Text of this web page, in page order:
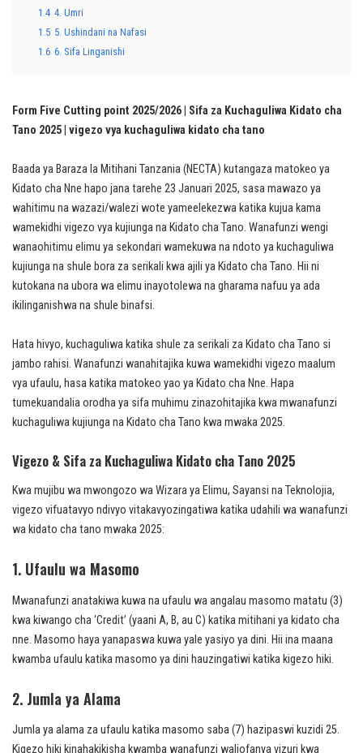
1.4 4. Umri
1.5 5. Ushindani na Nafasi
1.6 6. Sifa Linganishi
Form Five Cutting point 2025/2026 | Sifa za Kuchaguliwa Kidato cha
Tano 2025 | vigezo vya kuchaguliwa kidato cha tano
Baada ya Baraza la Mitihani Tanzania (NECTA) kutangaza matokeo ya
Kidato cha Nne hapo jana tarehe 23 Januari 2025, sasa mawazo ya
wahitimu na wazazi/walezi wote yameelekezwa katika kujua kama
wamekidhi vigezo vya kujiunga na Kidato cha Tano. Wanafunzi wengi
wanaohitimu elimu ya sekondari wamekuwa na ndoto ya kuchaguliwa
kujiunga na shule bora za serikali kwa ajili ya Kidato cha Tano. Hii ni
kutokana na ubora wa elimu inayotolewa na gharama nafuu ya ada
ikilinganishwa na shule binafsi.
Hata hivyo, kuchaguliwa katika shule za serikali za Kidato cha Tano si
jambo rahisi. Wanafunzi wanahitajika kuwa wamekidhi vigezo maalum
vya ufaulu, hasa katika matokeo yao ya Kidato cha Nne. Hapa
tumekuandalia orodha ya sifa muhimu zinazohitajika kwa mwanafunzi
kuchaguliwa kujiunga na Kidato cha Tano kwa mwaka 2025.
Vigezo & Sifa za Kuchaguliwa Kidato cha Tano 2025
Kwa mujibu wa mwongozo wa Wizara ya Elimu, Sayansi na Teknolojia,
vigezo vifuatavyo ndivyo vitakavyozingatiwa katika udahili wa wanafunzi
wa kidato cha tano mwaka 2025:
1. Ufaulu wa Masomo
Mwanafunzi anatakiwa kuwa na ufaulu wa angalau masomo matatu (3)
kwa kiwango cha ‘Credit’ (yaani A, B, au C) katika mitihani ya kidato cha
nne. Masomo haya yanapaswa kuwa yale yasiyo ya dini. Hii ina maana
kwamba ufaulu katika masomo ya dini hauzingatiwi katika kigezo hiki.
2. Jumla ya Alama
Jumla ya alama za ufaulu katika masomo saba (7) hazipaswi kuzidi 25.
Kigezo hiki kinahakikisha kwamba wanafunzi waliofanya vizuri kwa